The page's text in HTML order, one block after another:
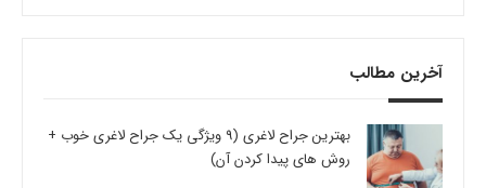
آخرین مطالب
بهترین جراح لاغری (9 ویژگی یک جراح لاغری خوب +
روش های پیدا کردن آن)